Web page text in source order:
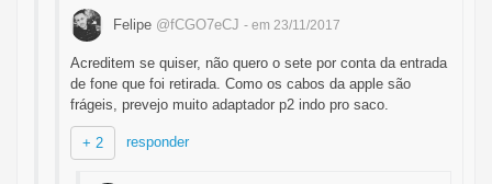
Felipe @fCGO7eCJ - em 23/11/2017
Acreditem se quiser, não quero o sete por conta da entrada
de fone que foi retirada. Como os cabos da apple são
frágeis, prevejo muito adaptador p2 indo pro saco.
+ 2 responder